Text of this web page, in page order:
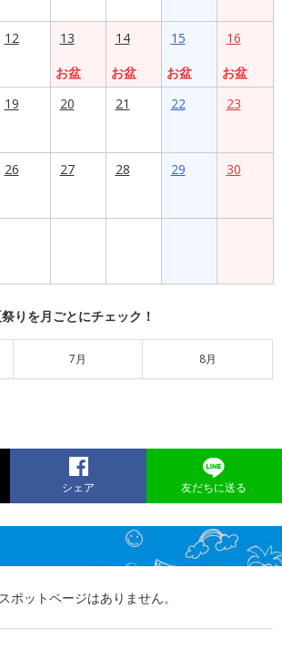
12
13
お盆
14
お盆
15
お盆
16
お盆
19 20 21 22 23
26 27 28 29 30
りを月ごとにチェック！
7月 8月
シェア 友だちに送る
ポットページはありません。